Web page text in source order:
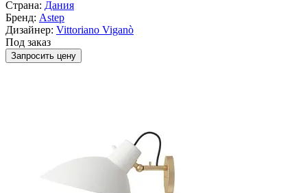
Страна: Дания
Бренд: Astep
Дизайнер: Vittoriano Viganò
Под заказ
Запросить цену